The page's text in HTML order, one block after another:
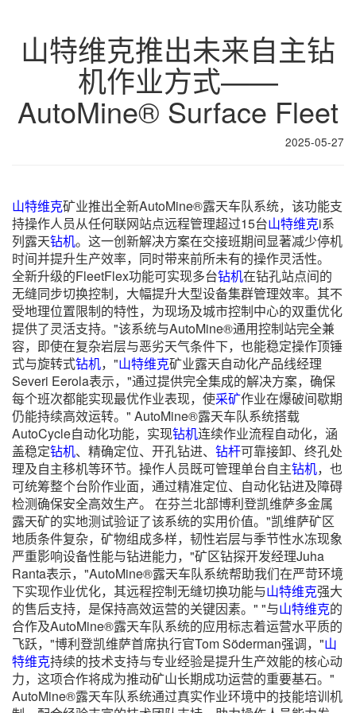
山特维克推出未来自主钻
机作业方式——
AutoMine® Surface Fleet
2025-05-27
山特维克矿业推出全新AutoMine®露天车队系统，该功能支
持操作人员从任何联网站点远程管理超过15台山特维克i系
列露天钻机。这一创新解决方案在交接班期间显著减少停机
时间并提升生产效率，同时带来前所未有的操作灵活性。
全新升级的FleetFlex功能可实现多台钻机在钻孔站点间的
无缝同步切换控制，大幅提升大型设备集群管理效率。其不
受地理位置限制的特性，为现场及城市控制中心的双重优化
提供了灵活支持。"该系统与AutoMine®通用控制站完全兼
容，即使在复杂岩层与恶劣天气条件下，也能稳定操作顶锤
式与旋转式钻机，"山特维克矿业露天自动化产品线经理
Severi Eerola表示，"通过提供完全集成的解决方案，确保
每个班次都能实现最优作业表现，使采矿作业在爆破间歇期
仍能持续高效运转。" AutoMine®露天车队系统搭载
AutoCycle自动化功能，实现钻机连续作业流程自动化，涵
盖稳定钻机、精确定位、开孔钻进、 钻杆可靠接卸、终孔处
理及自主移机等环节。操作人员既可管理单台自主钻机，也
可统筹整个台阶作业面，通过精准定位、自动化钻进及障碍
检测确保安全高效生产。 在芬兰北部博利登凯维萨多金属
露天矿的实地测试验证了该系统的实用价值。"凯维萨矿区
地质条件复杂，矿物组成多样，韧性岩层与季节性水冻现象
严重影响设备性能与钻进能力，"矿区钻探开发经理Juha
Ranta表示，"AutoMine®露天车队系统帮助我们在严苛环境
下实现作业优化，其远程控制无缝切换功能与山特维克强大
的售后支持，是保持高效运营的关键因素。" "与山特维克的
合作及AutoMine®露天车队系统的应用标志着运营水平质的
飞跃，"博利登凯维萨首席执行官Tom Söderman强调，"山
特维克持续的技术支持与专业经验是提升生产效能的核心动
力，这项合作将成为推动矿山长期成功运营的重要基石。"
AutoMine®露天车队系统通过真实作业环境中的技能培训机